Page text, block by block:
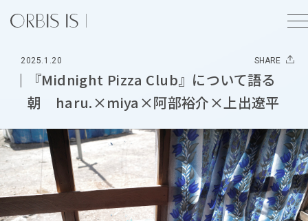
2025.1.20 SHARE
『Midnight Pizza Club』について語る
朝 haru.×miya×阿部裕介×上出遼平